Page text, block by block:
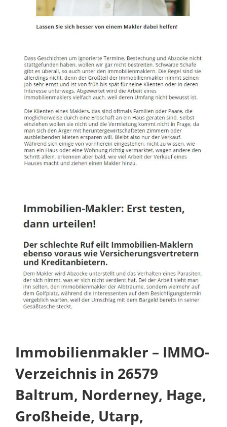
Immobilienmakler – IMMO-
Verzeichnis in 26579
Baltrum, Norderney, Hage,
Großheide, Utarp,